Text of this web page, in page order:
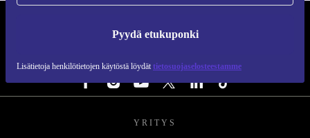
Pyydä etukuponki
Lisätietoja henkilötietojen käytöstä löydät tietosuojaselosteestamme
YRITYS